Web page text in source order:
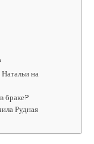
на
браке?
Рудная